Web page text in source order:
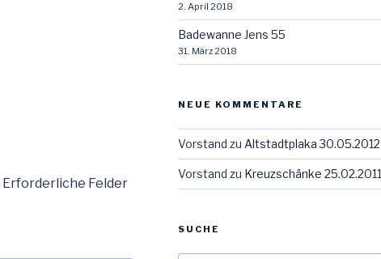
Erforderliche Felder
2. April 2018
Badewanne Jens 55
31. März 2018
NEUE KOMMENTARE
Vorstand zu Altstadtplaka 30.05.2012
Vorstand zu Kreuzschänke 25.02.2011
SUCHE